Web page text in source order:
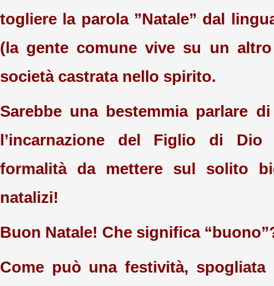
togliere la parola ”Natale” dal
(la gente comune vive su un
società castrata nello spirito.
Sarebbe una bestemmia parlare
l’incarnazione del Figlio di
formalità da mettere sul solito
natalizi!
Buon Natale! Che significa
Come può una festività,